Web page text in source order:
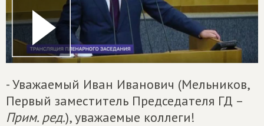
- Уважаемый Иван Иванович (Мельников,
Первый заместитель Председателя ГД –
Прим. ред.), уважаемые коллеги!